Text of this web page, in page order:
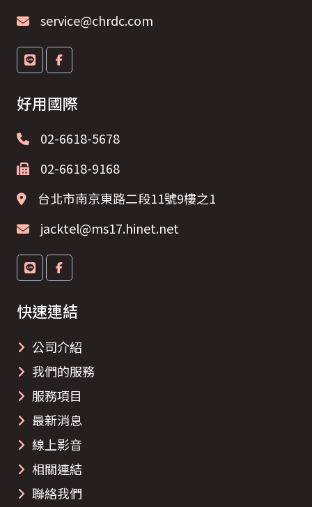
service@chrdc.com
好用國際
02-6618-5678
02-6618-9168
台北市南京東路二段11號9樓之1
jacktel@ms17.hinet.net
快速連結
公司介紹
我們的服務
服務項目
最新消息
線上影音
相關連結
聯絡我們